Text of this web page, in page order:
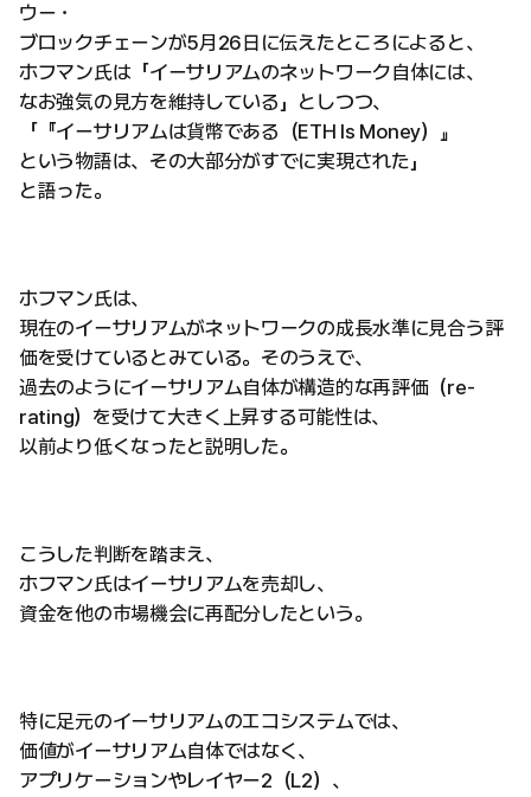
ウー・
ブロックチェーンが5月26日に伝えたところによると、
ホフマン氏は「イーサリアムのネットワーク自体には、
なお強気の見方を維持している」としつつ、
「『イーサリアムは貨幣である（ETH Is Money）』
という物語は、その大部分がすでに実現された」
と語った。
ホフマン氏は、
現在のイーサリアムがネットワークの成長水準に見合う評
価を受けているとみている。そのうえで、
過去のようにイーサリアム自体が構造的な再評価（re-
rating）を受けて大きく上昇する可能性は、
以前より低くなったと説明した。
こうした判断を踏まえ、
ホフマン氏はイーサリアムを売却し、
資金を他の市場機会に再配分したという。
特に足元のイーサリアムのエコシステムでは、
価値がイーサリアム自体ではなく、
アプリケーションやレイヤー2（L2）、